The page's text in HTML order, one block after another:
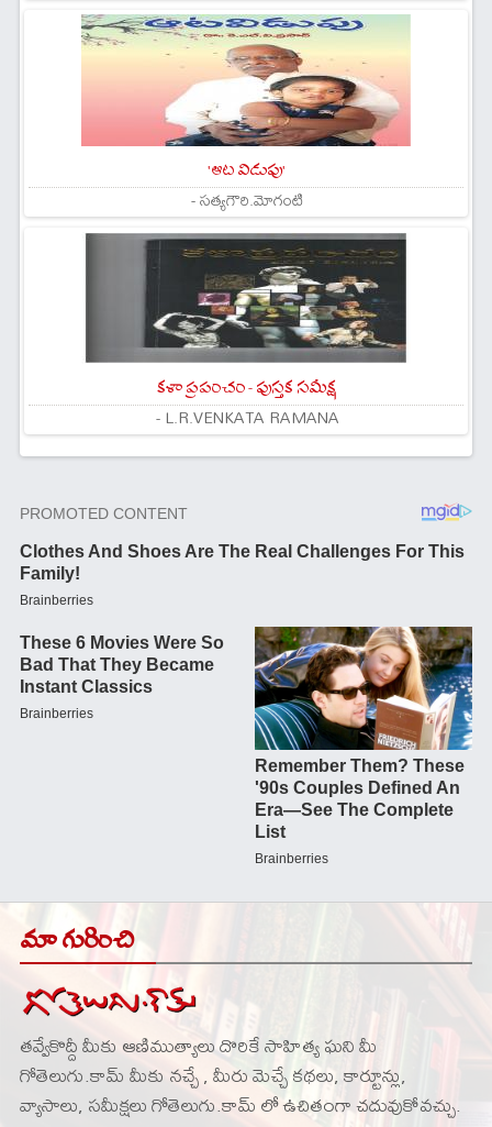
'ఆట విడుపు'
- సత్యగౌరి.మోగంటి
కళా ప్రపంచం - పుస్తక సమీక్ష
- L.R.VENKATA RAMANA
మా గురించి
తవ్వేకొద్దీ మీకు ఆణిముత్యాలు దొరికే సాహిత్య ఘని మీ
గోతెలుగు.కామ్ మీకు నచ్చే , మీరు మెచ్చే కథలు, కార్టూన్లు,
వ్యాసాలు, సమీక్షలు గోతెలుగు.కామ్ లో ఉచితంగా చదువుకోవచ్చు.